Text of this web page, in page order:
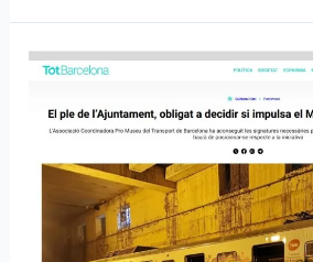
El
la
iniciativa
ciutadana